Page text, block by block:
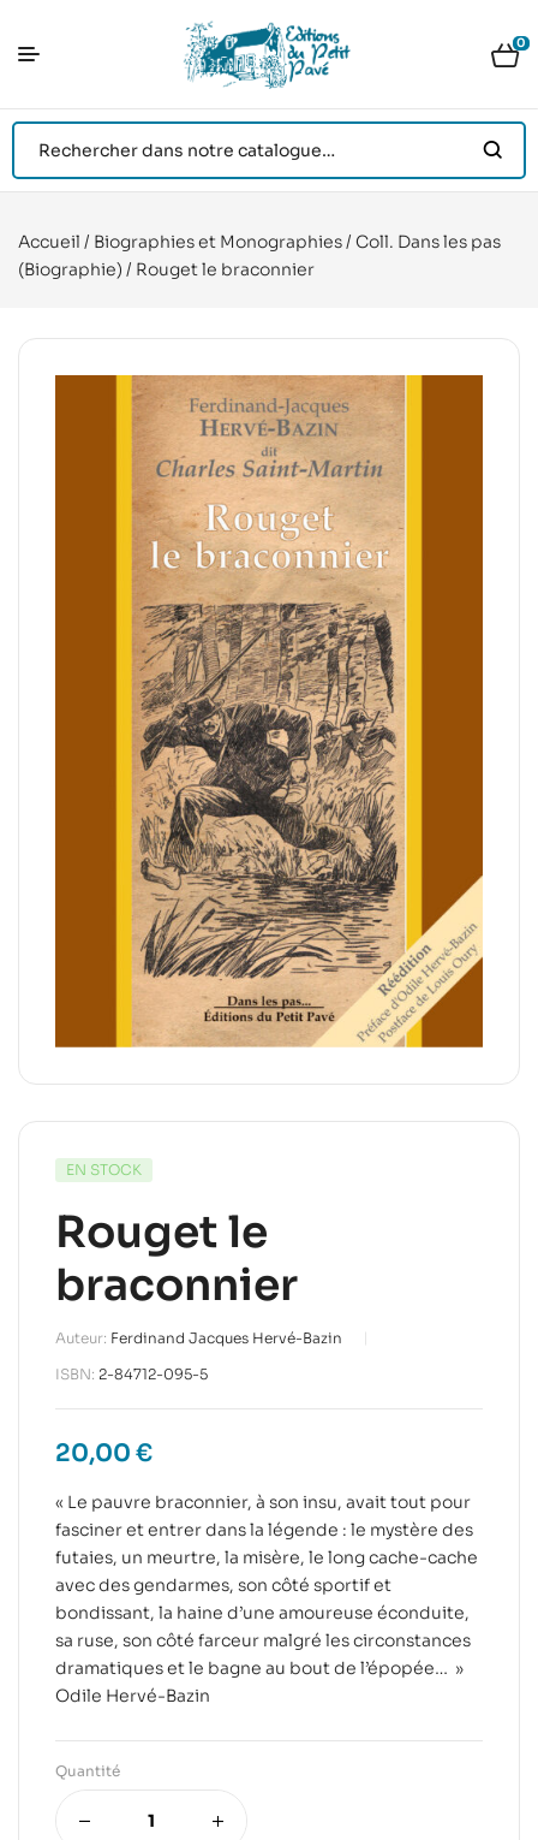
0
Accueil / Biographies et Monographies/ Coll. Dans les pas
(Biographie) / Rouget le braconnier
EN STOCK
Rouget le
braconnier
Auteur: Ferdinand Jacques Hervé-Bazin
ISBN: 2-84712-095-5
20,00 €
« Le pauvre braconnier, à son insu, avait tout pour
fasciner et entrer dans la légende : le mystère des
futaies, un meurtre, la misère, le long cache-cache
avec des gendarmes, son côté sportif et
bondissant, la haine d’une amoureuse éconduite,
sa ruse, son côté farceur malgré les circonstances
dramatiques et le bagne au bout de l’épopée… »
Odile Hervé-Bazin
Quantité